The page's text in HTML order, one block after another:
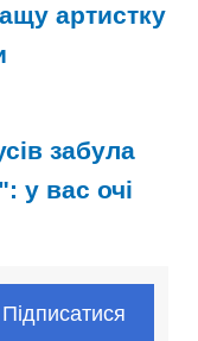
артистку
забула
у вас очі
Підписатися